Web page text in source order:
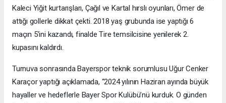
Kaleci Yiğit kurtarışları, Çağıl ve Kartal hırslı oyunları, Ömer de
attığı gollerle dikkat çekti. 2018 yaş grubunda ise yaptığı 6
maçın 5’ini kazandı, finalde Tire temsilcisine yenilerek 2.
kupasını kaldırdı.
Turnuva sonrasında Bayerspor teknik sorumlusu Uğur Cenker
Karaçor yaptığı açıklamada, “2024 yılının Haziran ayında büyük
hayaller ve hedeflerle Bayer Spor Kulübü’nü kurduk. O günden